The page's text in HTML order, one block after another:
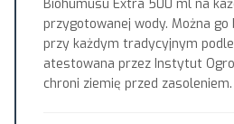
Biohumusu Extra 500 ml na
przygotowanej wody. Można go
przy każdym tradycyjnym
atestowana przez Instytut
chroni ziemię przed zasoleniem.